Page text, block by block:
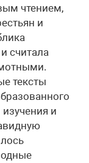
чтением,
и
считала
тексты
и